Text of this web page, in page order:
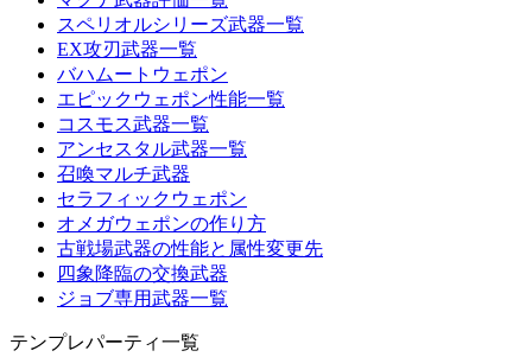
スペリオルシリーズ武器一覧
EX攻刃武器一覧
バハムートウェポン
エピックウェポン性能一覧
コスモス武器一覧
アンセスタル武器一覧
召喚マルチ武器
セラフィックウェポン
オメガウェポンの作り方
古戦場武器の性能と属性変更先
四象降臨の交換武器
ジョブ専用武器一覧
テンプレパーティ一覧